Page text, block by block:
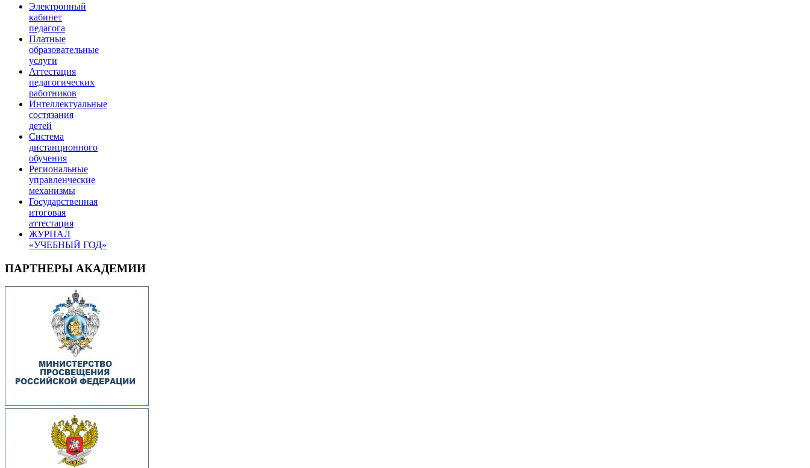
Электронный
кабинет
педагога
Платные
образовательные
услуги
Аттестация
педагогических
работников
Интеллектуальные
состязания
детей
Система
дистанционного
обучения
Региональные
управленческие
механизмы
Государственная
итоговая
аттестация
ЖУРНАЛ
«УЧЕБНЫЙ ГОД»
ПАРТНЕРЫ АКАДЕМИИ